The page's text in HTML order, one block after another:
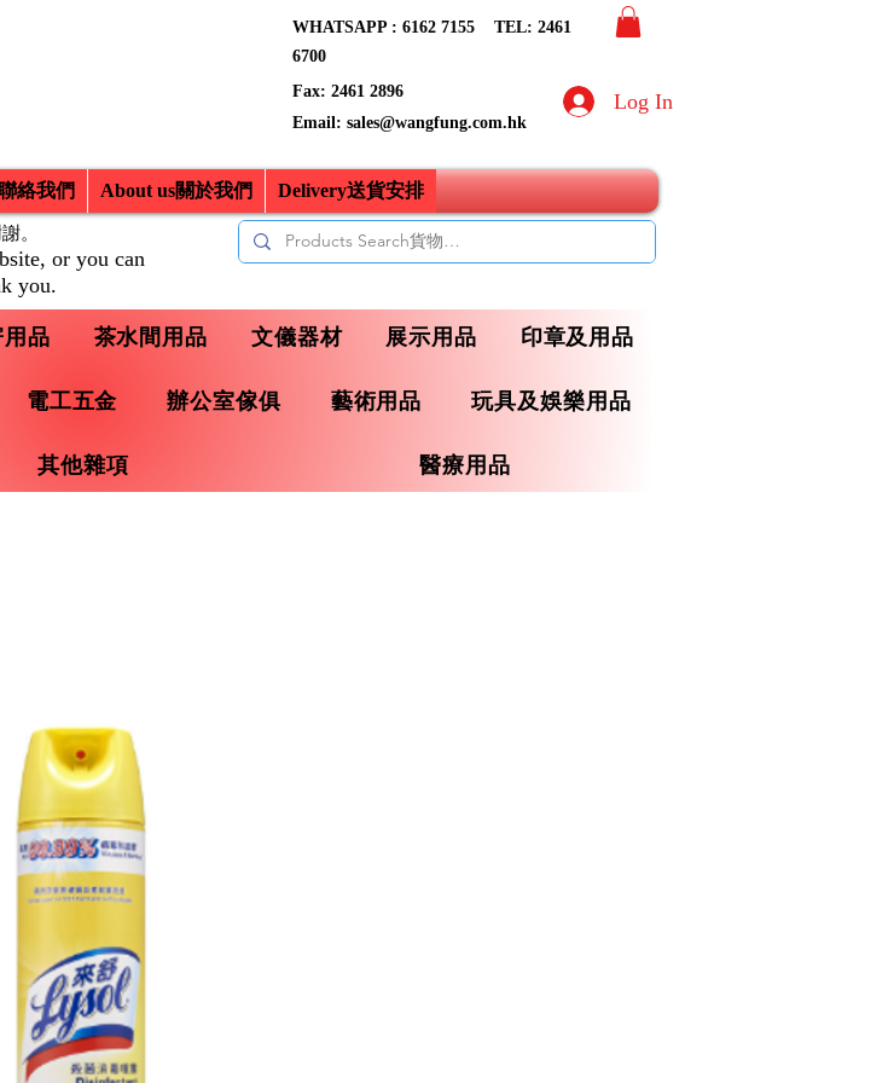
WHATSAPP : 6162 7155​ TEL: 2461
6700
Fax: 2461 2896
Email: sales@wangfung.com.hk
Log In
絡我們 About us關於我們 Delivery送貨安排
品 茶水間用品 文儀器材 展示用品 印章及用品
電工五金 辦公室傢俱 藝術用品 玩具及娛樂用品
其他雜項 醫療用品
。
or you can
you.